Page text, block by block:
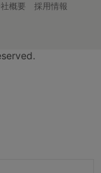
概要
採用情報